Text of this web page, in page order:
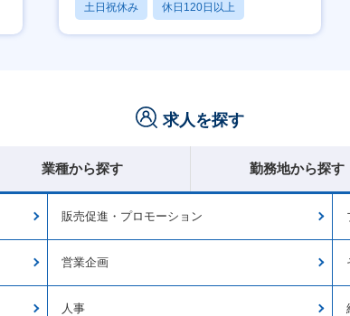
土日祝休み 休日120日以上
月残業20時間以内
求人を探す
業種から探す 勤務地から探す
販売促進・プロモーション
営業企画
人事